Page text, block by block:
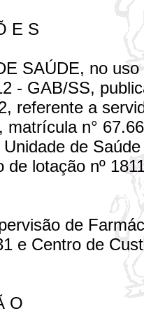
E S
SAÚDE, no
- GAB/SS,
referente a
matrícula n°
de
de lotação nº
de
e Centro de
O